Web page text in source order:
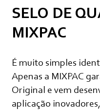
SELO DE
MIXPAC
É muito simples
Apenas a MIXPAC
Original e vem
aplicação